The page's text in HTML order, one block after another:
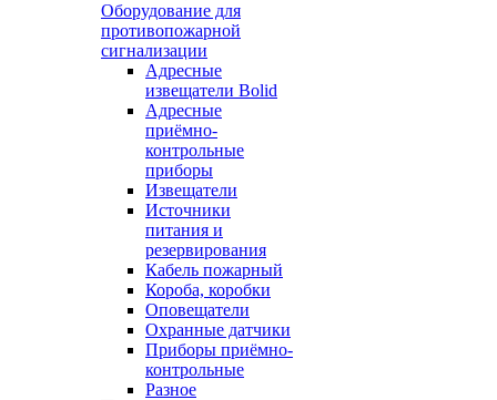
Оборудование для
противопожарной
сигнализации
Адресные
извещатели Bolid
Адресные
приёмно-
контрольные
приборы
Извещатели
Источники
питания и
резервирования
Кабель пожарный
Короба, коробки
Оповещатели
Охранные датчики
Приборы приёмно-
контрольные
Разное